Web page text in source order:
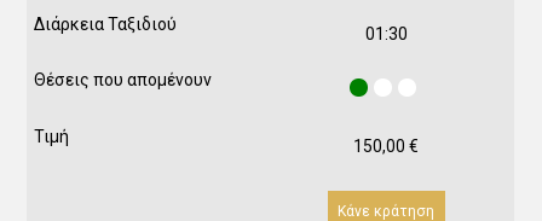
01:30
150,00€
Κάνε κράτηση